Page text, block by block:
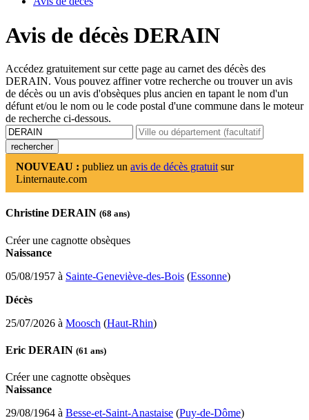
Avis de décès DERAIN
Accédez gratuitement sur cette page au carnet des décès des
DERAIN. Vous pouvez affiner votre recherche ou trouver un avis
de décès ou un avis d'obsèques plus ancien en tapant le nom d'un
défunt et/ou le nom ou le code postal d'une commune dans le moteur
de recherche ci-dessous.
NOUVEAU : publiez un avis de décès gratuit sur
Linternaute.com
Christine DERAIN (68 ans)
Créer une cagnotte obsèques
Naissance
05/08/1957 à Sainte-Geneviève-des-Bois (Essonne)
Décès
25/07/2026 à Moosch (Haut-Rhin)
Eric DERAIN (61 ans)
Créer une cagnotte obsèques
Naissance
29/08/1964 à Besse-et-Saint-Anastaise (Puy-de-Dôme)